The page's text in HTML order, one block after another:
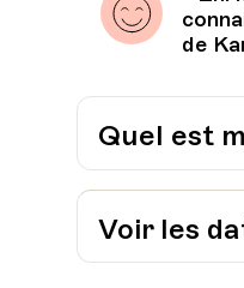
de
Quel est
Voir les